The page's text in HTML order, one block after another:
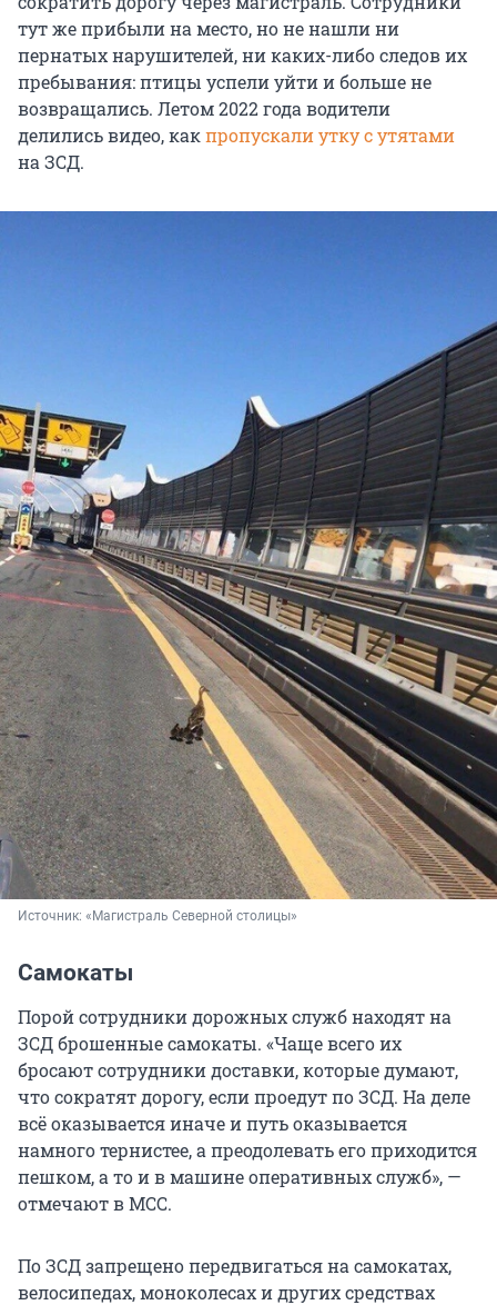
тут же прибыли на место, но не нашли ни
пернатых нарушителей, ни каких-либо следов их
пребывания: птицы успели уйти и больше не
возвращались. Летом 2022 года водители
делились видео, какпропускали утку с утятами
на ЗСД.
Источник: «Магистраль Северной столицы»
Самокаты
Порой сотрудники дорожных служб находят на
ЗСД брошенные самокаты. «Чаще всего их
бросают сотрудники доставки, которые думают,
что сократят дорогу, если проедут по ЗСД. На деле
всё оказывается иначе и путь оказывается
намного тернистее, а преодолевать его приходится
пешком, а то и в машине оперативных служб», —
отмечают в МСС.
По ЗСД запрещено передвигаться на самокатах,
велосипедах, моноколесах и других средствах